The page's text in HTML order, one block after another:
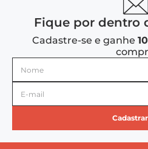
Fique por dentro
Cadastre-se e ganhe